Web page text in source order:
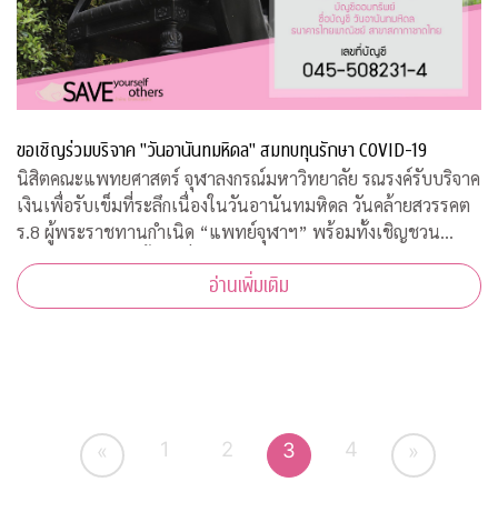
ขอเชิญร่วมบริจาค "วันอานันทมหิดล" สมทบทุนรักษา COVID-19
นิสิตคณะแพทยศาสตร์ จุฬาลงกรณ์มหาวิทยาลัย รณรงค์รับบริจาค
เงินเพื่อรับเข็มที่ระลึกเนื่องในวันอานันทมหิดล วันคล้ายสวรรคต
ร.8 ผู้พระราชทานกำเนิด “แพทย์จุฬาฯ” พร้อมทั้งเชิญชวน
ประชาชนสั่งจองเสื้อยืดที่ระลึก รายได้สมทบทุนโครงการป้องกัน
และรักษา COVID-19
อ่านเพิ่มเติม
« 1 2 3 4 »